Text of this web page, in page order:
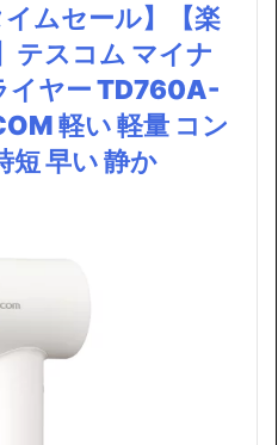
イムセール】【楽
テスコム マイナ
イヤー TD760A-
軽い 軽量 コン
短 早い 静か